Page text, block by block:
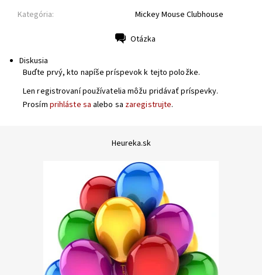
Kategória: Mickey Mouse Clubhouse
Otázka
Diskusia
Buďte prvý, kto napíše príspevok k tejto položke.
Len registrovaní používatelia môžu pridávať príspevky.
Prosím prihláste sa alebo sa zaregistrujte.
Heureka.sk